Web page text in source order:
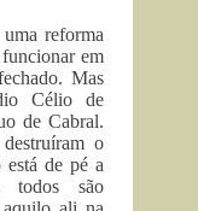
reforma
em
Mas
Célio de
de Cabral.
o
de pé a
todos são